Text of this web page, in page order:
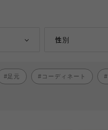
性別
女性
足元 コーディネート